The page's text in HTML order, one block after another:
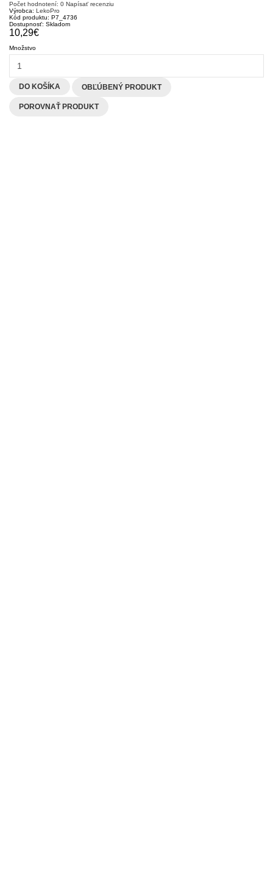
Počet hodnotení: 0 Napísať recenziu
Výrobca: LekoPro
Kód produktu: P7_4736
Dostupnosť: Skladom
10,29€
Množstvo
DO KOŠÍKA OBĽÚBENÝ PRODUKT
POROVNAŤ PRODUKT